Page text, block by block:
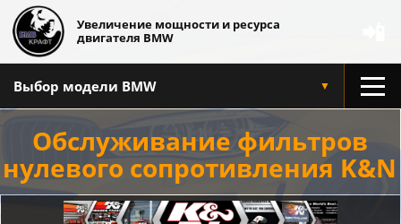
Увеличение мощности и ресурса
двигателя BMW
Выбор модели BMW ▼
Обслуживание фильтров
нулевого сопротивления K&N